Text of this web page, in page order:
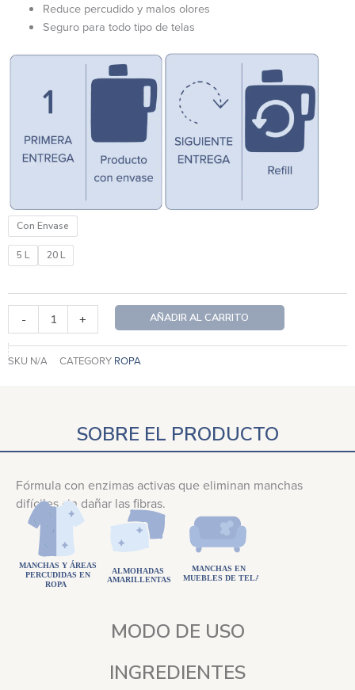
hasta
Reduce percudido y malos olores
Seguro para todo tipo de telas
Con Envase
5 L 20 L
-
Prelavador
Quitamanchas
cantidad
+ AÑADIR AL CARRITO
SKU N/A CATEGORY ROPA
SOBRE EL PRODUCTO
MODO DE USO
INGREDIENTES
Fórmula con enzimas activas que eliminan manchas
difíciles sin dañar las fibras.